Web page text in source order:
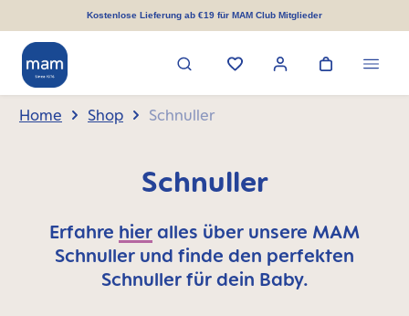
springenKostenlose Lieferung ab €19 für MAM Club Mitglieder
Home Shop Schnuller
Schnuller
Erfahre hier alles über unsere MAM
Schnuller und finde den perfekten
Schnuller für dein Baby.